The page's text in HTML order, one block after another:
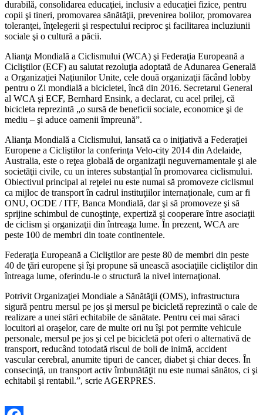
durabilă, consolidarea educaţiei, inclusiv a educaţiei fizice, pentru
copii şi tineri, promovarea sănătăţii, prevenirea bolilor, promovarea
toleranţei, înţelegerii şi respectului reciproc şi facilitarea incluziunii
sociale şi o cultură a păcii.
Alianţa Mondială a Ciclismului (WCA) şi Federaţia Europeană a
Cicliştilor (ECF) au salutat rezoluţia adoptată de Adunarea Generală
a Organizaţiei Naţiunilor Unite, cele două organizaţii făcând lobby
pentru o Zi mondială a bicicletei, încă din 2016. Secretarul General
al WCA şi ECF, Bernhard Ensink, a declarat, cu acel prilej, că
bicicleta reprezintă „o sursă de beneficii sociale, economice şi de
mediu – şi aduce oamenii împreună”.
Alianţa Mondială a Ciclismului, lansată ca o iniţiativă a Federaţiei
Europene a Cicliştilor la conferinţa Velo-city 2014 din Adelaide,
Australia, este o reţea globală de organizaţii neguvernamentale şi ale
societăţii civile, cu un interes substanţial în promovarea ciclismului.
Obiectivul principal al reţelei nu este numai să promoveze ciclismul
ca mijloc de transport în cadrul instituţiilor internaţionale, cum ar fi
ONU, OCDE / ITF, Banca Mondială, dar şi să promoveze şi să
sprijine schimbul de cunoştinţe, expertiză şi cooperare între asociaţii
de ciclism şi organizaţii din întreaga lume. În prezent, WCA are
peste 100 de membri din toate continentele.
Federaţia Europeană a Cicliştilor are peste 80 de membri din peste
40 de ţări europene şi îşi propune să unească asociaţiile cicliştilor din
întreaga lume, oferindu-le o structură la nivel internaţional.
Potrivit Organizaţiei Mondiale a Sănătăţii (OMS), infrastructura
sigură pentru mersul pe jos şi mersul pe bicicletă reprezintă o cale de
realizare a unei stări echitabile de sănătate. Pentru cei mai săraci
locuitori ai oraşelor, care de multe ori nu îşi pot permite vehicule
personale, mersul pe jos şi cel pe bicicletă pot oferi o alternativă de
transport, reducând totodată riscul de boli de inimă, accident
vascular cerebral, anumite tipuri de cancer, diabet şi chiar deces. În
consecinţă, un transport activ îmbunătăţit nu este numai sănătos, ci şi
echitabil şi rentabil.”, scrie AGERPRES.